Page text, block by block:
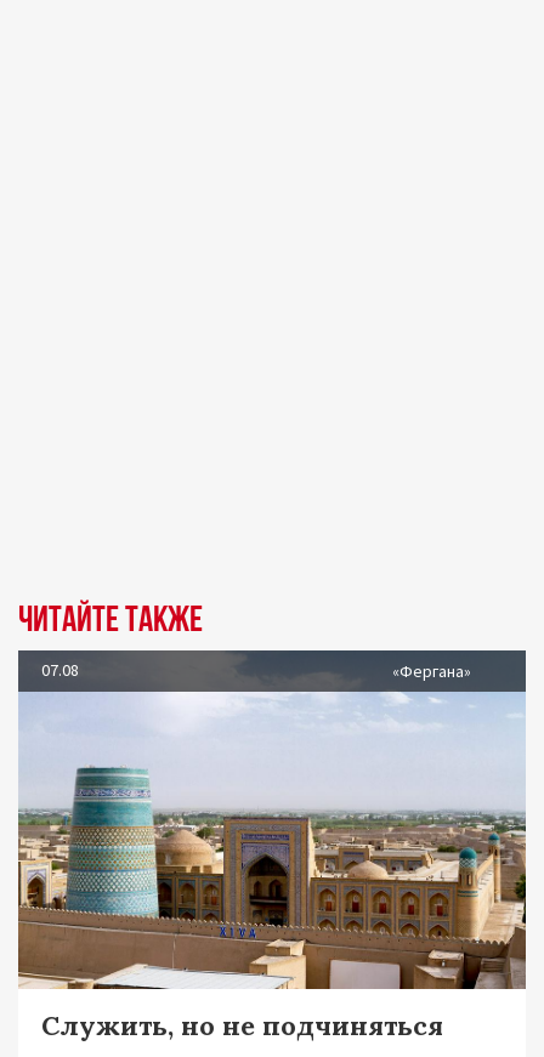
Читайте также
07.08 «Фергана»
Служить, но не подчиняться